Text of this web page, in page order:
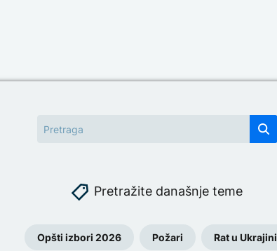
Pretražite današnje teme
Opšti izbori 2026 Požari Rat u Ukrajini